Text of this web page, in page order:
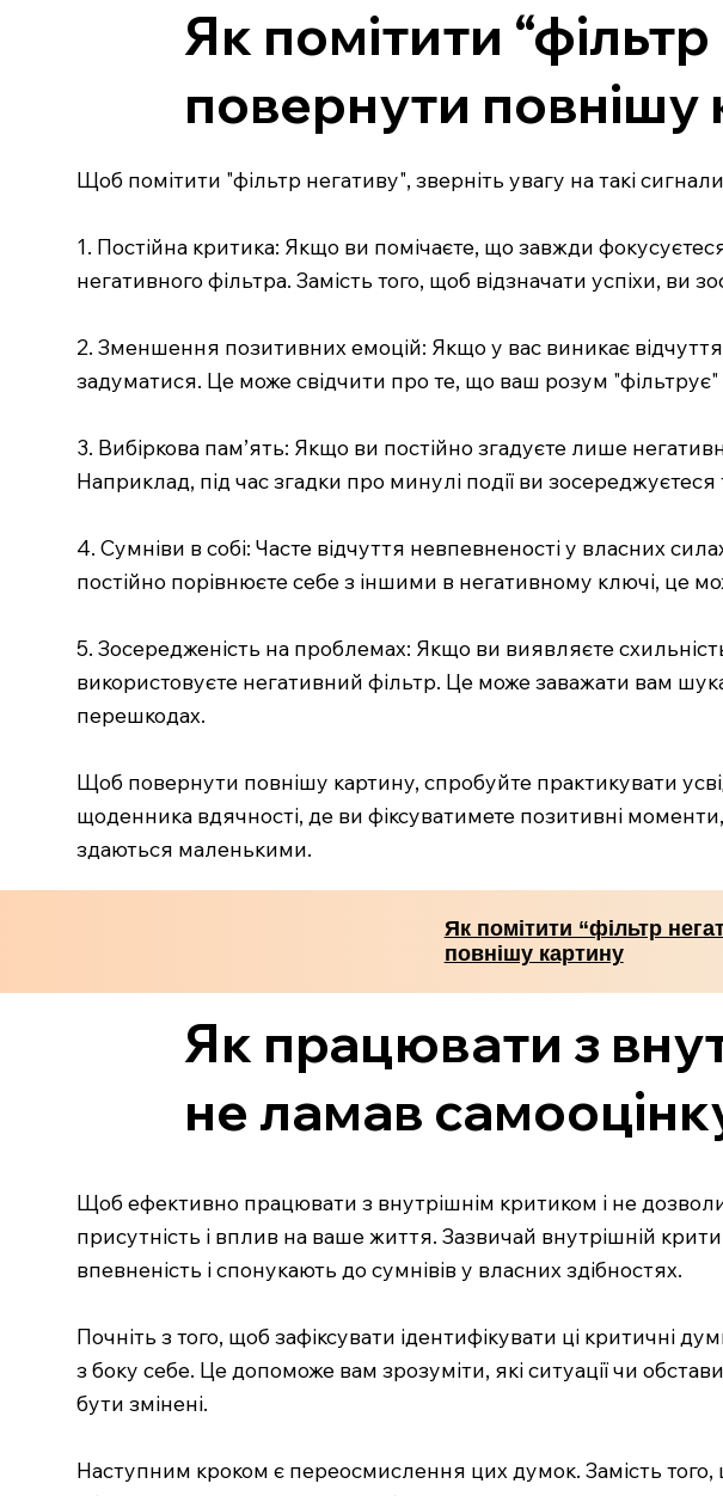
Як помітити
повернути повнішу
Щоб помітити "фільтр негативу", зверніть увагу на такі
1. Постійна критика: Якщо ви помічаєте, що завжди
негативного фільтра. Замість того, щоб відзначати успіхи,
2. Зменшення позитивних емоцій: Якщо у вас виникає
задуматися. Це може свідчити про те, що ваш розум
3. Вибіркова пам’ять: Якщо ви постійно згадуєте лише
Наприклад, під час згадки про минулі події ви
4. Сумніви в собі: Часте відчуття невпевненості у власних
постійно порівнюєте себе з іншими в негативному ключі, це
5. Зосередженість на проблемах: Якщо ви виявляєте
використовуєте негативний фільтр. Це може заважати вам
перешкодах.
Щоб повернути повнішу картину, спробуйте практикувати
щоденника вдячності, де ви фіксуватимете позитивні
здаються маленькими.
Як помітити “фільтр
повнішу картину
Як працювати з
не ламав
Щоб ефективно працювати з внутрішнім критиком і не
присутність і вплив на ваше життя. Зазвичай внутрішній
впевненість і спонукають до сумнівів у власних здібностях.
Почніть з того, щоб зафіксувати ідентифікувати ці критичні
з боку себе. Це допоможе вам зрозуміти, які ситуації чи
бути змінені.
Наступним кроком є переосмислення цих думок. Замість того,